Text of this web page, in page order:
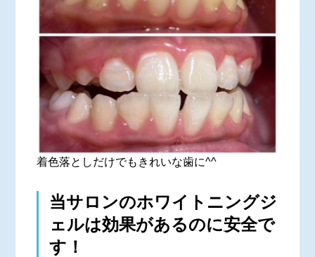
着色落としだけでもきれいな歯に^^
当サロンのホワイトニングジ
ェルは効果があるのに安全で
す！